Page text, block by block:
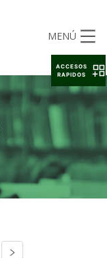
MENÚ
ACCESOS
RAPIDOS